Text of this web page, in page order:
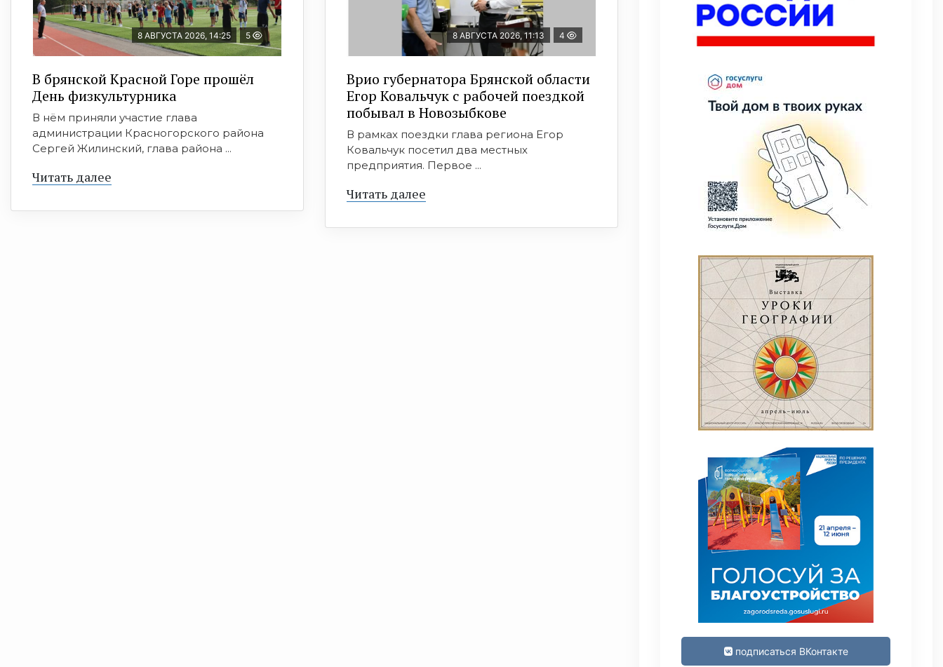
8 АВГУСТА 2026, 14:25 5
В брянской Красной Горе прошёл
День физкультурника
В нём приняли участие глава
администрации Красногорского района
Сергей Жилинский, глава района ...
Читать далее
8 АВГУСТА 2026, 11:13 4
Врио губернатора Брянской области
Егор Ковальчук с рабочей поездкой
побывал в Новозыбкове
В рамках поездки глава региона Егор
Ковальчук посетил два местных
предприятия. Первое ...
Читать далее
подписаться ВКонтакте